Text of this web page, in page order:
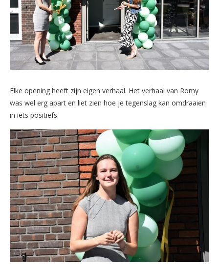
Elke opening heeft zijn eigen verhaal. Het verhaal van Romy
was wel erg apart en liet zien hoe je tegenslag kan omdraaien
in iets positiefs.